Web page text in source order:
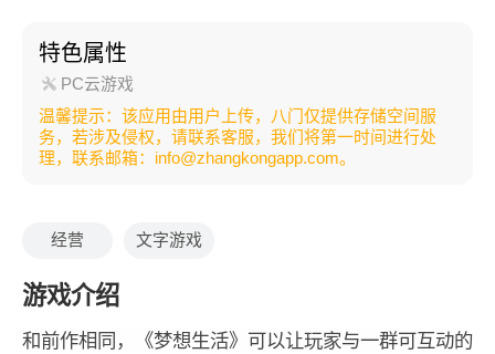
特色属性
PC云游戏
温馨提示：该应用由用户上传，八门仅提供存储空间服
务，若涉及侵权，请联系客服，我们将第一时间进行处
理，联系邮箱：info@zhangkongapp.com。
经营 文字游戏
游戏介绍
和前作相同，《梦想生活》可以让玩家与一群可互动的